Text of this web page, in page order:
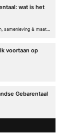
wat is het
voortaan op
Gebarentaal